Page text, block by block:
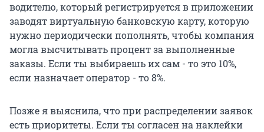
водителю, который регистрируется в приложении
заводят виртуальную банковскую карту, которую
нужно периодически пополнять, чтобы компания
могла высчитывать процент за выполненные
заказы. Если ты выбираешь их сам - то это 10%,
если назначает оператор - то 8%.
Позже я выяснила, что при распределении заявок
есть приоритеты. Если ты согласен на наклейки